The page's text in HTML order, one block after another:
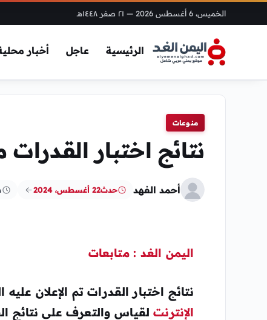
الخميس، 6 أغسطس 2026 — ٢١ صفر ١٤٤٨هـ
الرئيسية عاجل أخبار
منوعات
نتائج اختبار القدرات
أحمد الفهد حدث22 أغسطس، 2024
اليمن الغد : متابعات
نتائج اختبار القدرات تم الإعلان
الإنترنتلقياس والتعرف على نتائج